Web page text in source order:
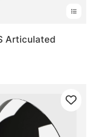
Articulated